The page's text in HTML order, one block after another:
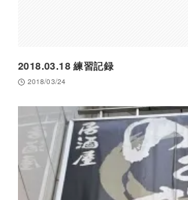
2018.03.18 練習記録
2018/03/24